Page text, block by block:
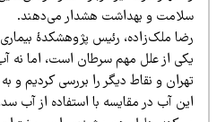
و بهداشت هشدار می‌دهند.
ملک‌زاده، رئیس پژوهشکدۀ بیماری‌های
از علل مهم سرطان است، اما نه آب
و نقاط دیگر را بررسی کردیم و به این
آب در مقایسه با استفاده از آب سد،